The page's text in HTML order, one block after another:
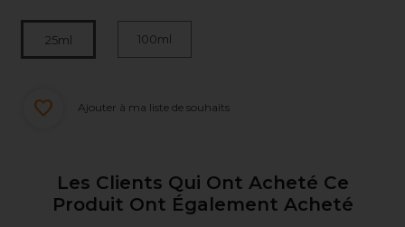
25ml 100ml
Ajouter à ma liste de souhaits
Les Clients Qui Ont Acheté Ce
Produit Ont Également Acheté